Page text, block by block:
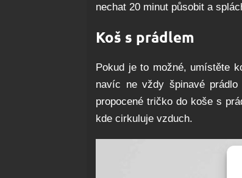
nechat 20 minut působit a
Koš s prádlem
Pokud je to možné, umístěte
navíc ne vždy špinavé
propocené tričko do koše s
kde cirkuluje vzduch.